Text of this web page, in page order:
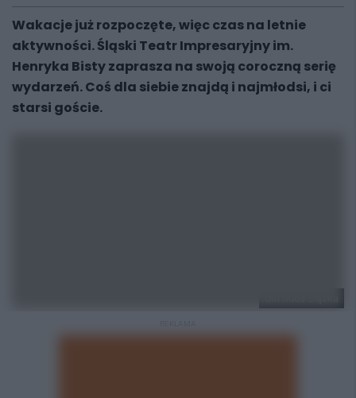
Wakacje już rozpoczęte, więc czas na letnie
aktywności. Śląski Teatr Impresaryjny im.
Henryka Bisty zaprasza na swoją coroczną serię
wydarzeń. Coś dla siebie znajdą i najmłodsi, i ci
starsi goście.